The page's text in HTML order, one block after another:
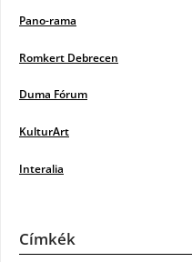
Pano-rama
Romkert Debrecen
Duma Fórum
KulturArt
Interalia
Címkék